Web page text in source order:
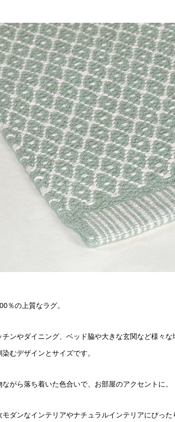
％の上質なラグ。
チンやダイニング、ベッド脇や大きな玄関など様々な
染むデザインとサイズです。
ながら落ち着いた色合いで、お部屋のアクセントに。
モダンなインテリアやナチュラルインテリアにぴった